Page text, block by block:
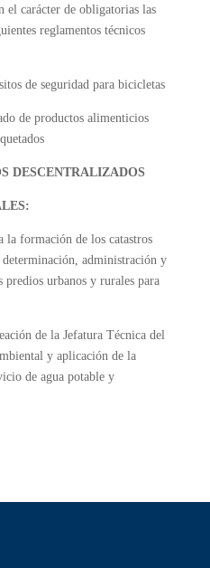
el carácter de obligatorias las
reglamentos técnicos
de seguridad para bicicletas
de productos alimenticios
DESCENTRALIZADOS
la formación de los catastros
administración y
predios urbanos y rurales para
de la Jefatura Técnica del
y aplicación de la
de agua potable y